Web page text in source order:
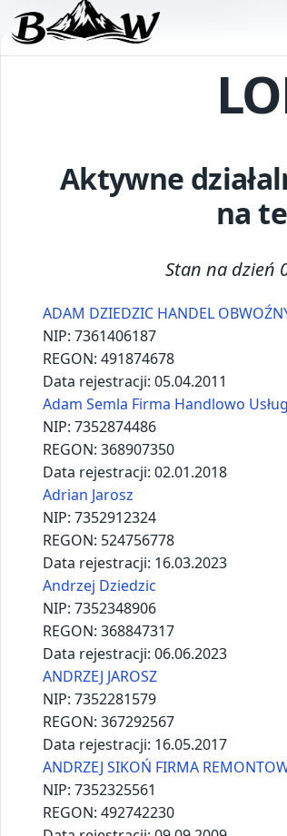
REGON: 524756778
Data rejestracji:16.03.2023
Andrzej Dziedzic
NIP:7352281579
REGON:367292567
16.05.2017
492742230
ANNA GUBAŁA „Góralowe
NIP: 7352727035
REGON: 360371460
Data rejestracji: 27.12.2014
BARTŁOMIEJ ZAPOTOCZNY
NIP: 7352892219
REGON: 386850819
Data rejestracji: 01.09.2020
BOGUSŁAW GĄSIOR POLSKA
NIP: 7352332319
REGON: 369865300
Data rejestracji: 04.04.2018
CZTERY KĄTY Józef Zarycki
NIP: 7361397927
REGON: 120878570
Data rejestracji: 26.04.2025
Daniel Kiernoziak
NIP: 7352792038
REGON: 521464526
Data rejestracji: 14.03.2022
Deal & Dar Usługi Informatyczne
NIP: 7352930345
REGON: 541086333